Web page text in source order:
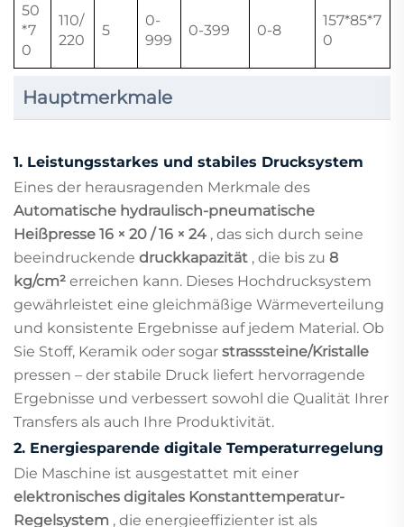
50
*7
0
110/
220
5
0-
999
0-399 0-8
157*85*7
0
Hauptmerkmale
1. Leistungsstarkes und stabiles Drucksystem
Eines der herausragenden Merkmale des
Automatische hydraulisch-pneumatische
Heißpresse 16 × 20 / 16 × 24 , das sich durch seine
beeindruckende druckkapazität , die bis zu 8
kg/cm² erreichen kann. Dieses Hochdrucksystem
gewährleistet eine gleichmäßige Wärmeverteilung
und konsistente Ergebnisse auf jedem Material. Ob
Sie Stoff, Keramik oder sogar strasssteine/Kristalle
pressen – der stabile Druck liefert hervorragende
Ergebnisse und verbessert sowohl die Qualität Ihrer
Transfers als auch Ihre Produktivität.
2. Energiesparende digitale Temperaturregelung
Die Maschine ist ausgestattet mit einer
elektronisches digitales Konstanttemperatur-
Regelsystem , die energieeffizienter ist als